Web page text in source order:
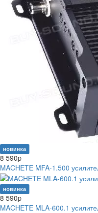
новинка
8 590p
MACHETE MFA-1.500
новинка
8 590p
MACHETE MLA-600.1